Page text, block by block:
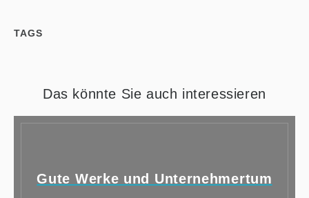
TAGS
Das könnte Sie auch interessieren
Gute Werke und Unternehmertum